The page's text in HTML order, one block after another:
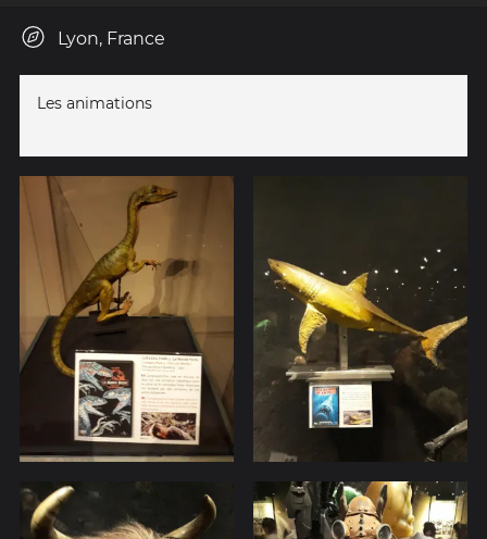
Lyon, France
Les animations